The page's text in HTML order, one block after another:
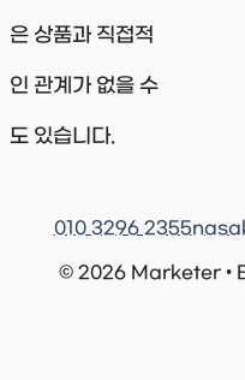
은 상품과 직접적
인 관계가 없을 수
도 있습니다.
© 2026 Marketer •
010 3296 2355